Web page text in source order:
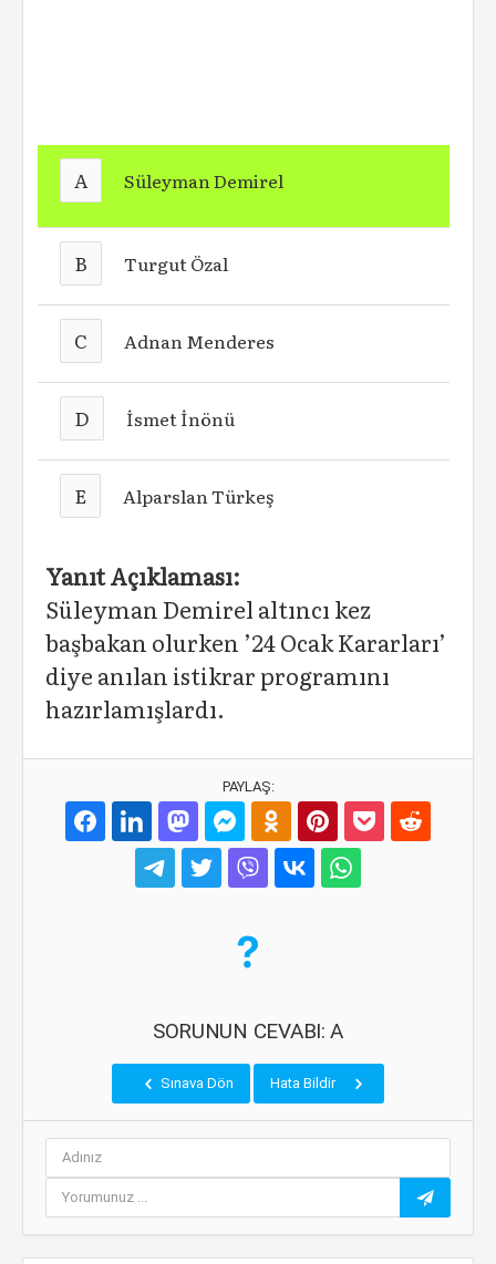
A Süleyman Demirel
B Turgut Özal
C Adnan Menderes
D İsmet İnönü
E Alparslan Türkeş
Yanıt Açıklaması:
Süleyman Demirel altıncı kez
başbakan olurken ’24 Ocak Kararları’
diye anılan istikrar programını
hazırlamışlardı.
PAYLAŞ:
SORUNUN CEVABI: A
Sınava Dön Hata Bildir